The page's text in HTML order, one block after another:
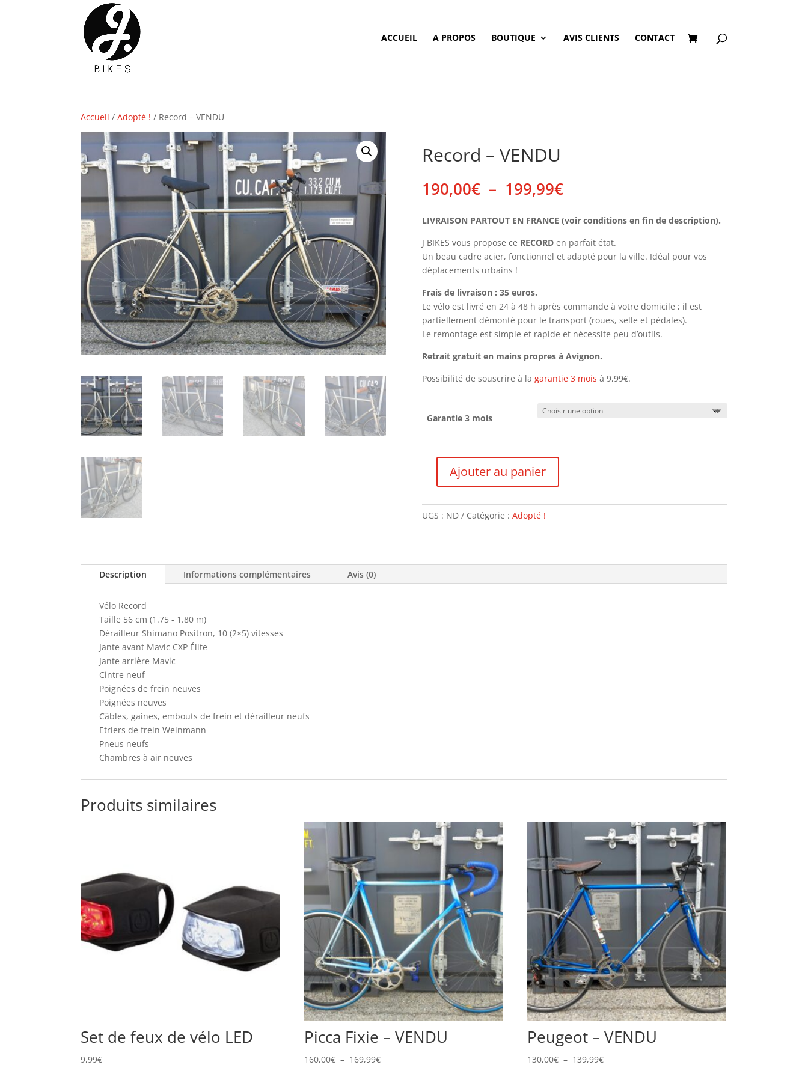
ACCUEIL A PROPOS BOUTIQUE AVIS CLIENTS CONTACT
Accueil /Adopté ! / Record – VENDU
Record – VENDU
190,00€ – 199,99€Plage
de
prix :
190,00€
à
199,99€
LIVRAISON PARTOUT EN FRANCE (voir conditions en fin de description).
J BIKES vous propose ce RECORD en parfait état.
Un beau cadre acier, fonctionnel et adapté pour la ville. Idéal pour vos
déplacements urbains !
Frais de livraison : 35 euros.
Le vélo est livré en 24 à 48 h après commande à votre domicile ; il est
partiellement démonté pour le transport (roues, selle et pédales).
Le remontage est simple et rapide et nécessite peu d’outils.
Retrait gratuit en mains propres à Avignon.
Possibilité de souscrire à la garantie 3 mois à 9,99€.
Garantie 3 mois
quantité
Record
-
Ajouter au panier
UGS : ND Catégorie : Adopté !
Description Informations complémentaires Avis (0)
Vélo Record
Taille 56 cm (1.75 - 1.80 m)
Dérailleur Shimano Positron, 10 (2×5) vitesses
Jante avant Mavic CXP Élite
Jante arrière Mavic
Cintre neuf
Poignées de frein neuves
Poignées neuves
Câbles, gaines, embouts de frein et dérailleur neufs
Etriers de frein Weinmann
Pneus neufs
Chambres à air neuves
Produits similaires
Set de feux de vélo LED
9,99€
Picca Fixie – VENDU
160,00€ – 169,99€Plage
Peugeot – VENDU
130,00€ – 139,99€Plage